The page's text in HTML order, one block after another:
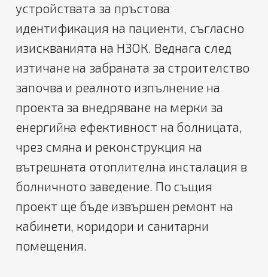
устройствата за пръстова
идентификация на пациенти, съгласно
изискванията на НЗОК. Веднага след
изтичане на забраната за строителство
започва и реалното изпълнение на
проекта за внедряване на мерки за
енергийна ефективност на болницата,
чрез смяна и реконструкция на
вътрешната отоплителна инсталация в
болничното заведение. По същия
проект ще бъде извършен ремонт на
кабинети, коридори и санитарни
помещения.